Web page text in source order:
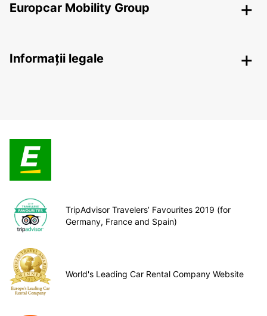
Europcar Mobility Group
Informații legale
TripAdvisor Travelers’ Favourites 2019 (for
Germany, France and Spain)
World's Leading Car Rental Company Website